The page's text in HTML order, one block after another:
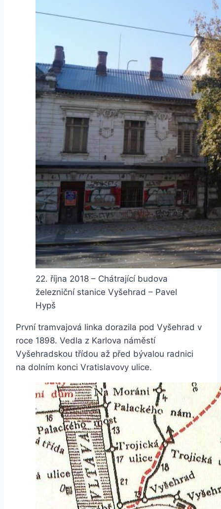
22. října 2018 – Chátrající budova
železniční stanice Vyšehrad – Pavel
Hypš
První tramvajová linka dorazila pod Vyšehrad v
roce 1898. Vedla z Karlova náměstí
Vyšehradskou třídou až před bývalou radnici
na dolním konci Vratislavovy ulice.